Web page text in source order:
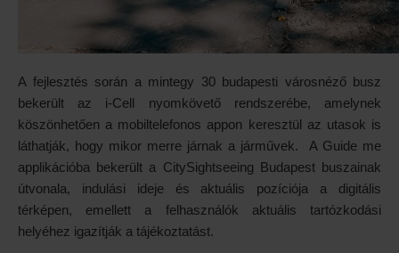
A fejlesztés során a mintegy 30 budapesti városnéző busz
bekerült az i-Cell nyomkövető rendszerébe, amelynek
köszönhetően a mobiltelefonos appon keresztül az utasok is
láthatják, hogy mikor merre járnak a járművek. A Guide me
applikációba bekerült a CitySightseeing Budapest buszainak
útvonala, indulási ideje és aktuális pozíciója a digitális
térképen, emellett a felhasználók aktuális tartózkodási
helyéhez igazítják a tájékoztatást.